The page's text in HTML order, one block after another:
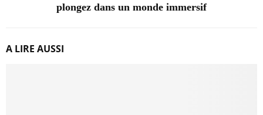
plongez dans un monde immersif
A LIRE AUSSI